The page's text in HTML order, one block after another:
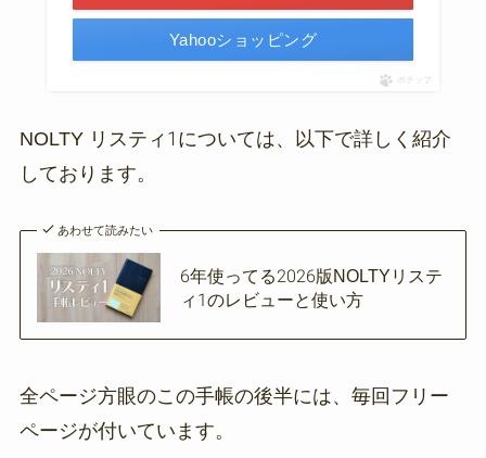
Yahooショッピング
ポチップ
NOLTY リスティ1については、以下で詳しく紹介
しております。
あわせて読みたい
6年使ってる2026版NOLTYリステ
ィ1のレビューと使い方
全ページ方眼のこの手帳の後半には、毎回フリー
ページが付いています。